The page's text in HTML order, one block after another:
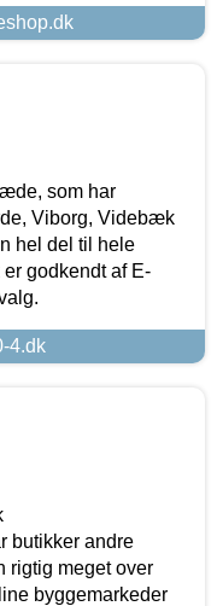
som har
Viborg, Videbæk
hel del til hele
godkendt af E-
4.dk
butikker andre
rigtig meget over
byggemarkeder